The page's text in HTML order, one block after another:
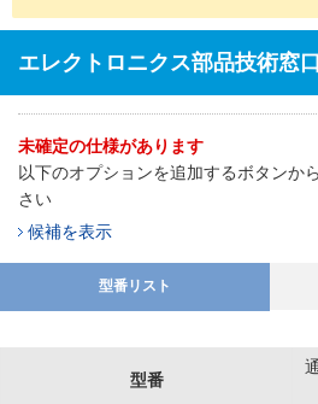
エレクトロニクス部品技術窓口
未確定の仕様があります
以下のオプションを追加するボタンか
さい
候補を表示
型番リスト
型番